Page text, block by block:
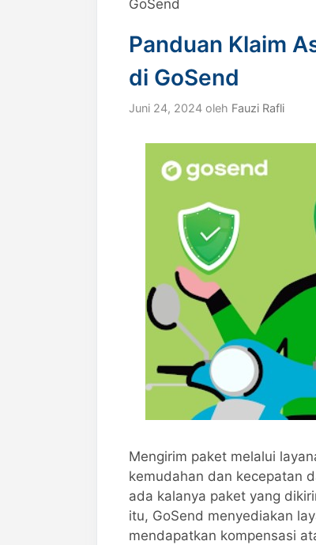
GoSend
Panduan Klaim
di GoSend
Juni 24, 2024 oleh Fauzi Rafli
Mengirim paket melalui
kemudahan dan kecepatan
ada kalanya paket yang
itu, GoSend menyediakan
mendapatkan kompensasi